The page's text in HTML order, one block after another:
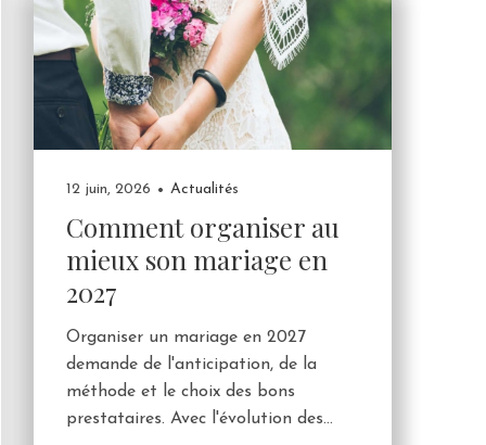
12 juin, 2026 Actualités
Comment organiser au
mieux son mariage en
2027
Organiser un mariage en 2027
demande de l'anticipation, de la
méthode et le choix des bons
prestataires. Avec l'évolution des...